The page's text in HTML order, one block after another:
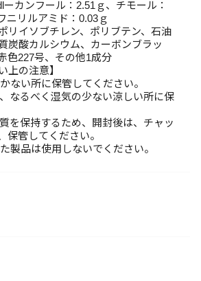
ーカンフール：2.51ｇ、チモール：
ニリルアミド：0.03ｇ
イソブチレン、ポリブテン、石油
炭酸カルシウム、カーボンブラッ
色227号、その他1成分
上の注意】
ない所に保管してください。
なるべく湿気の少ない涼しい所に保
を保持するため、開封後は、チャッ
保管してください。
製品は使用しないでください。